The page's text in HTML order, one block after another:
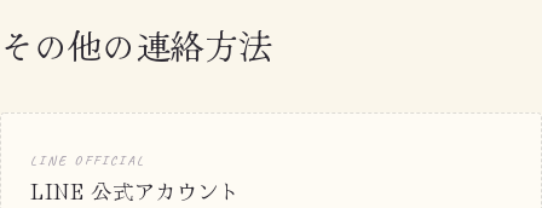
その他の連絡方法
LINE OFFICIAL
LINE 公式アカウント